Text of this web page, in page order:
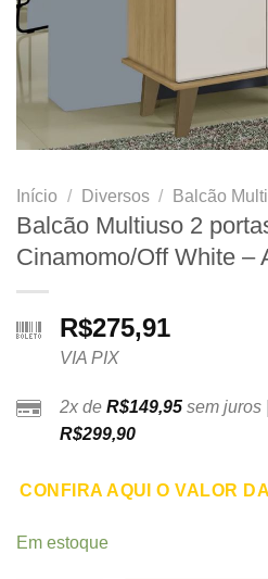
Início / Diversos / Balcão
Balcão Multiuso 2
Cinamomo/Off White –
R$275,91
VIA PIX
2x de R$149,95 sem juros
R$299,90
CONFIRA AQUI O VALOR
Em estoque